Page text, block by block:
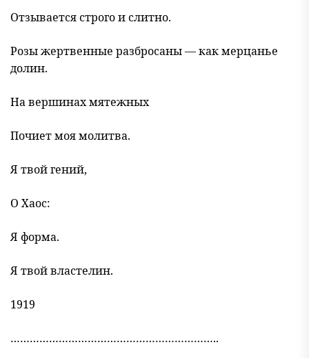
Отзывается строго и слитно.
Розы жертвенные разбросаны — как мерцанье
долин.
На вершинах мятежных
Почиет моя молитва.
Я твой гений,
О Хаос:
Я форма.
Я твой властелин.
1919
………………………………………………………..